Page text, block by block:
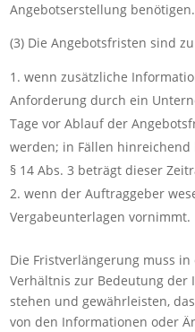
Angebotserstellung benötigen.
(3) Die Angebotsfristen sind
wenn zusätzliche
Anforderung durch ein
Tage vor Ablauf der
werden; in Fällen
§ 14 Abs. 3 beträgt dieser
wenn der Auftraggeber
Vergabeunterlagen vornimmt.
Die Fristverlängerung muss
Verhältnis zur Bedeutung
stehen und gewährleisten,
von den Informationen oder